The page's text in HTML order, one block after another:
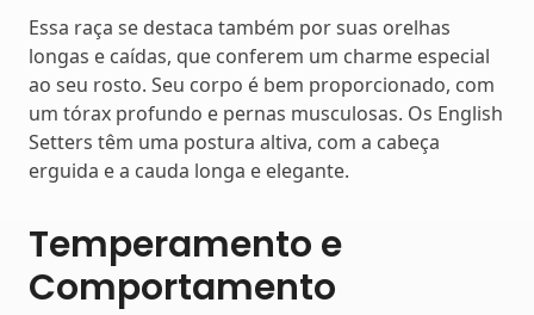
Essa raça se destaca também por suas orelhas
longas e caídas, que conferem um charme especial
ao seu rosto. Seu corpo é bem proporcionado, com
um tórax profundo e pernas musculosas. Os English
Setters têm uma postura altiva, com a cabeça
erguida e a cauda longa e elegante.
Temperamento e
Comportamento